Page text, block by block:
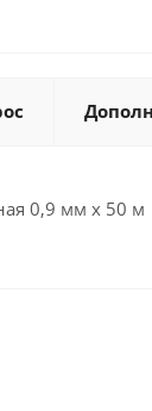
0,9 мм x 50 м